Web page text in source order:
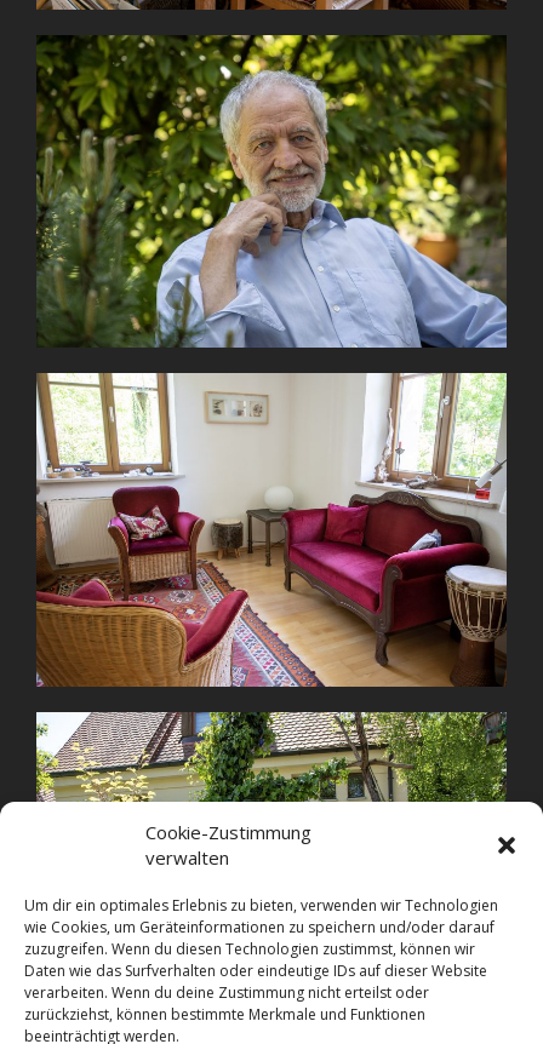
Cookie-Zustimmung
verwalten
Um dir ein optimales Erlebnis zu bieten, verwenden wir Technologien
wie Cookies, um Geräteinformationen zu speichern und/oder darauf
zuzugreifen. Wenn du diesen Technologien zustimmst, können wir
Daten wie das Surfverhalten oder eindeutige IDs auf dieser Website
verarbeiten. Wenn du deine Zustimmung nicht erteilst oder
zurückziehst, können bestimmte Merkmale und Funktionen
beeinträchtigt werden.